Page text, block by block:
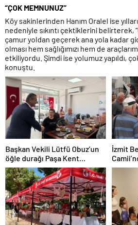
“ÇOK MEMNUNUZ”
Köy sakinlerinden Hanım Oralel ise
nedeniyle sıkıntı çektiklerini belirterek,
çamur yoldan geçerek ana yola kadar
olması hem sağlığımızı hem de
etkiliyordu. Şimdi ise yolumuz yapıldı,
konuştu.
Başkan Vekili Lütfü Obuz’un
öğle durağı Paşa Kent
Lokantası oldu
İzmit